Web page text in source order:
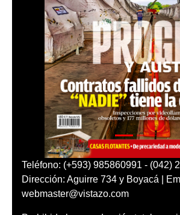
Teléfono: (+593) 985860991 - (042)
Dirección: Aguirre 734 y Boyacá |
webmaster@vistazo.com